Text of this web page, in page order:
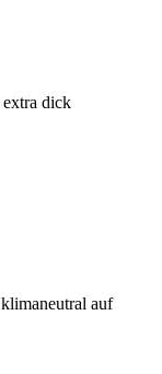
dick
auf